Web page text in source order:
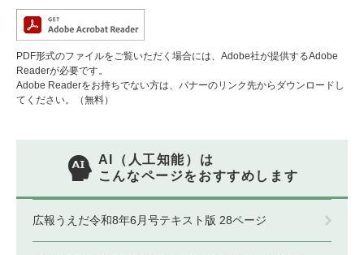
PDF形式のファイルをご覧いただく場合には、Adobe社が提供するAdobe
Readerが必要です。
Adobe Readerをお持ちでない方は、バナーのリンク先からダウンロードし
てください。（無料）
AI（人工知能）は
こんなページをおすすめします
広報うえだ令和8年6月号テキスト版 28ページ